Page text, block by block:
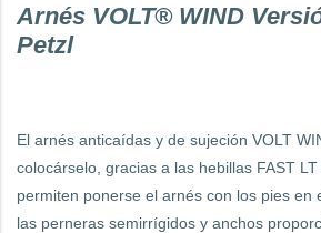
Arnés VOLT® WIND
Petzl
El arnés anticaídas y de sujeción VOLT
colocárselo, gracias a las hebillas FAST
permiten ponerse el arnés con los pies en
las perneras semirrígidos y anchos